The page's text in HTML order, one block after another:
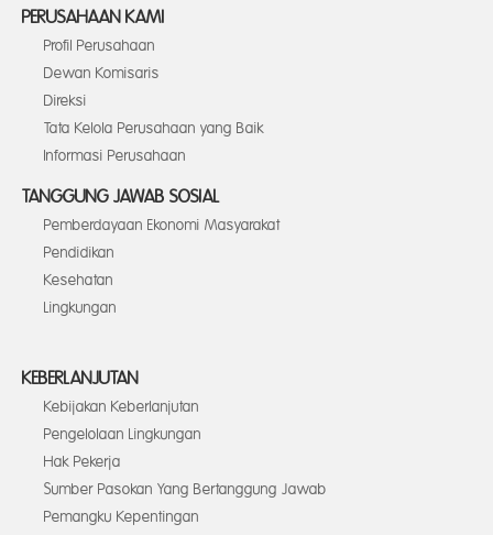
PERUSAHAAN KAMI
Profil Perusahaan
Dewan Komisaris
Direksi
Tata Kelola Perusahaan yang Baik
Informasi Perusahaan
TANGGUNG JAWAB SOSIAL
Pemberdayaan Ekonomi Masyarakat
Pendidikan
Kesehatan
Lingkungan
KEBERLANJUTAN
Kebijakan Keberlanjutan
Pengelolaan Lingkungan
Hak Pekerja
Sumber Pasokan Yang Bertanggung Jawab
Pemangku Kepentingan